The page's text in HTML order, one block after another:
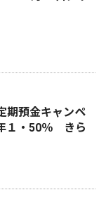
期預金キャンペ
１・50％ きら